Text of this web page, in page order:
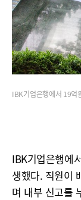
IBK기업은행에서 19억
IBK기업은행에
생했다. 직원이
며 내부 신고를